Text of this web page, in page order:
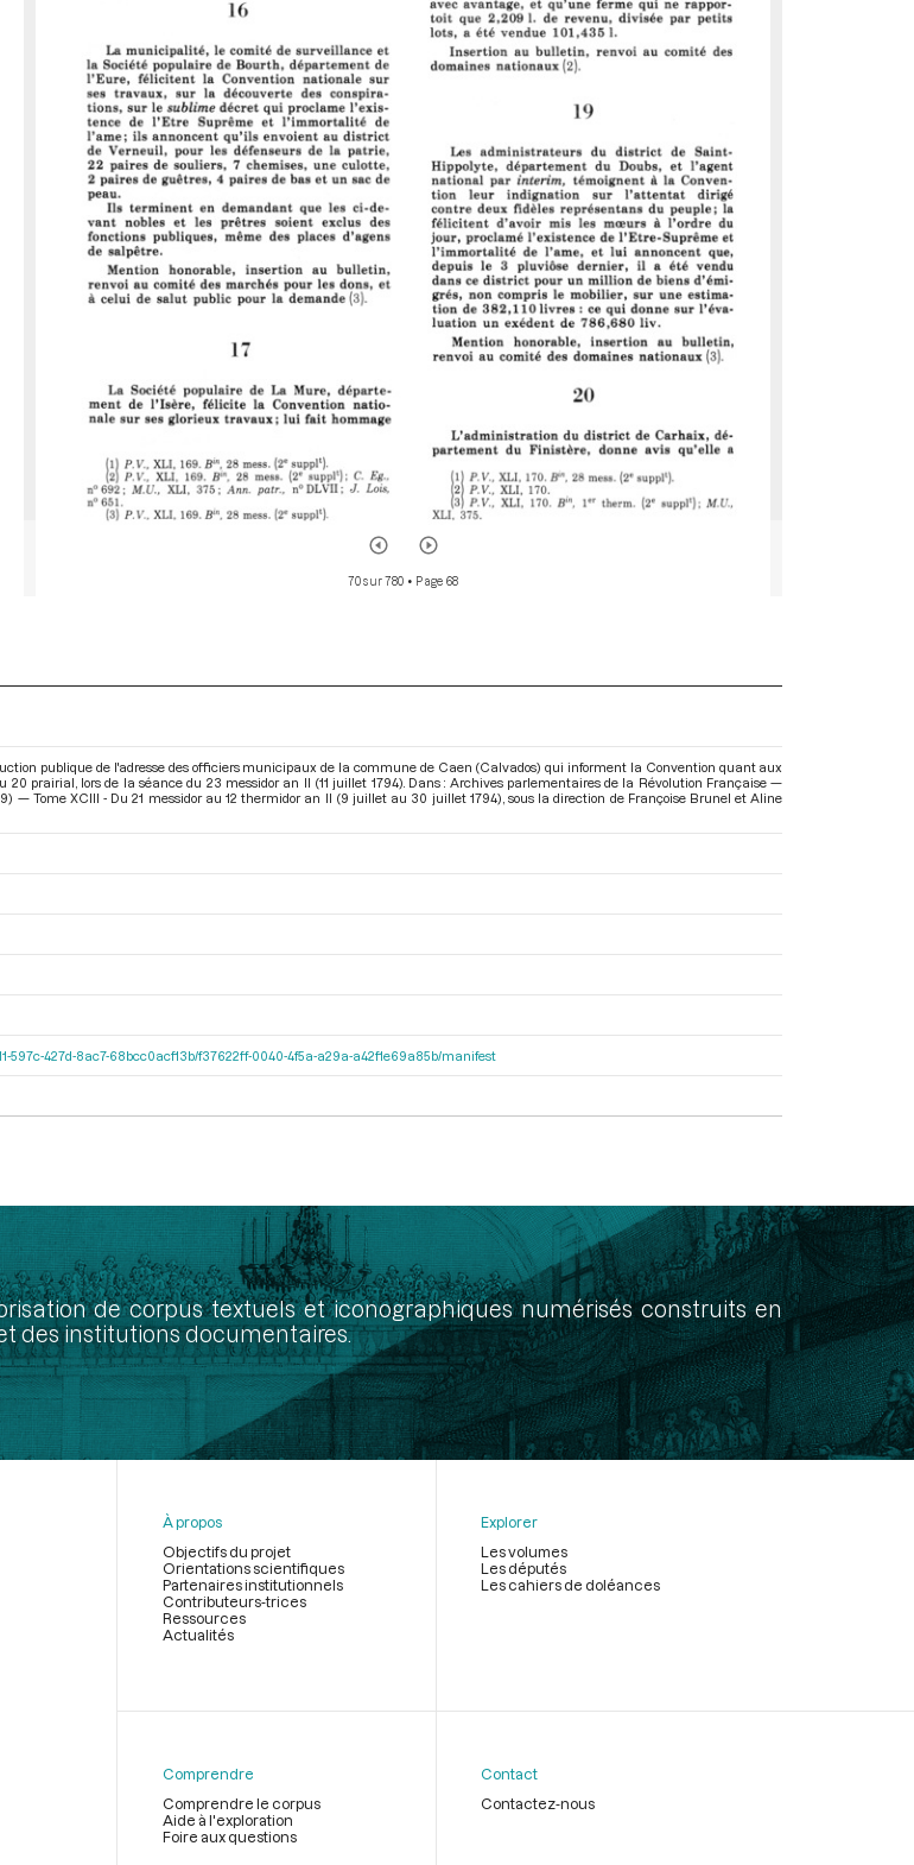
70 sur 780 • Page 68
publique de l'adresse des officiers municipaux de la commune de Caen (Calvados) qui informent la Convention quant aux
20 prairial, lors de la séance du 23 messidor an II (11 juillet 1794). Dans : Archives parlementaires de la Révolution Française —
— Tome XCIII - Du 21 messidor au 12 thermidor an II (9 juillet au 30 juillet 1794) , sous la direction de Françoise Brunel et Aline
597c-427d-8ac7-68bcc0acf13b/f37622ff-0040-4f5a-a29a-a42f1e69a85b/manifest
de corpus textuels et iconographiques numérisés construits en
des institutions documentaires.
page
À propos
Objectifs du projet
Orientations scientifiques
Partenaires institutionnels
Contributeurs-trices
Ressources
Actualités
Explorer
Les volumes
Les députés
Les cahiers de doléances
Comprendre
Comprendre le corpus
Aide à l'exploration
Foire aux questions
Contact
Contactez-nous